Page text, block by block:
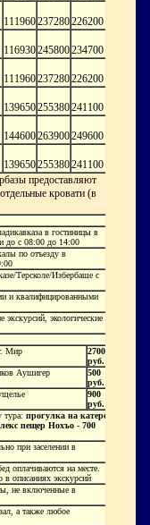
111960237280226200
116930245800234700
111960237280226200
139650255380241100
144600263900249600
139650255380241100
предоставляют
кровати (в
в гостиницы в
до с 08:00 до 14:00
по отъезду в
Терсколе/Избербаше с
и квалифицированными
экологические
Мир
2700
руб.
Аушигер
500
руб.
900
руб.
тура: прогулка на катере
пещер Нохъо - 700
при заселении в
оплачиваются на месте.
в описаниях экскурсий
не включенные в
а также любое